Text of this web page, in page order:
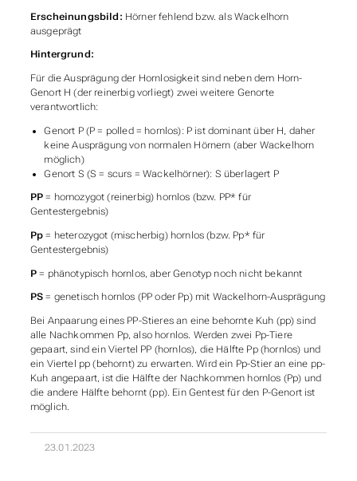
Erscheinungsbild: Hörner fehlend bzw. als Wackelhorn
ausgeprägt
Hintergrund:
Für die Ausprägung der Hornlosigkeit sind neben dem Horn-
Genort H (der reinerbig vorliegt) zwei weitere Genorte
verantwortlich:
Genort P (P = polled = hornlos): P ist dominant über H, daher
keine Ausprägung von normalen Hörnern (aber Wackelhorn
möglich)
Genort S (S = scurs = Wackelhörner): S überlagert P
PP = homozygot (reinerbig) hornlos (bzw. PP* für
Gentestergebnis)
Pp = heterozygot (mischerbig) hornlos (bzw. Pp* für
Gentestergebnis)
P = phänotypisch hornlos, aber Genotyp noch nicht bekannt
PS = genetisch hornlos (PP oder Pp) mit Wackelhorn-Ausprägung
Bei Anpaarung eines PP-Stieres an eine behornte Kuh (pp) sind
alle Nachkommen Pp, also hornlos. Werden zwei Pp-Tiere
gepaart, sind ein Viertel PP (hornlos), die Hälfte Pp (hornlos) und
ein Viertel pp (behornt) zu erwarten. Wird ein Pp-Stier an eine pp-
Kuh angepaart, ist die Hälfte der Nachkommen hornlos (Pp) und
die andere Hälfte behornt (pp). Ein Gentest für den P-Genort ist
möglich.
23.01.2023